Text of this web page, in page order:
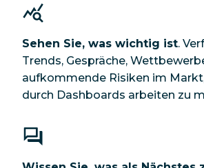
Sehen Sie, was wichtig ist.
Trends, Gespräche,
aufkommende Risiken im
durch Dashboards arbeiten zu